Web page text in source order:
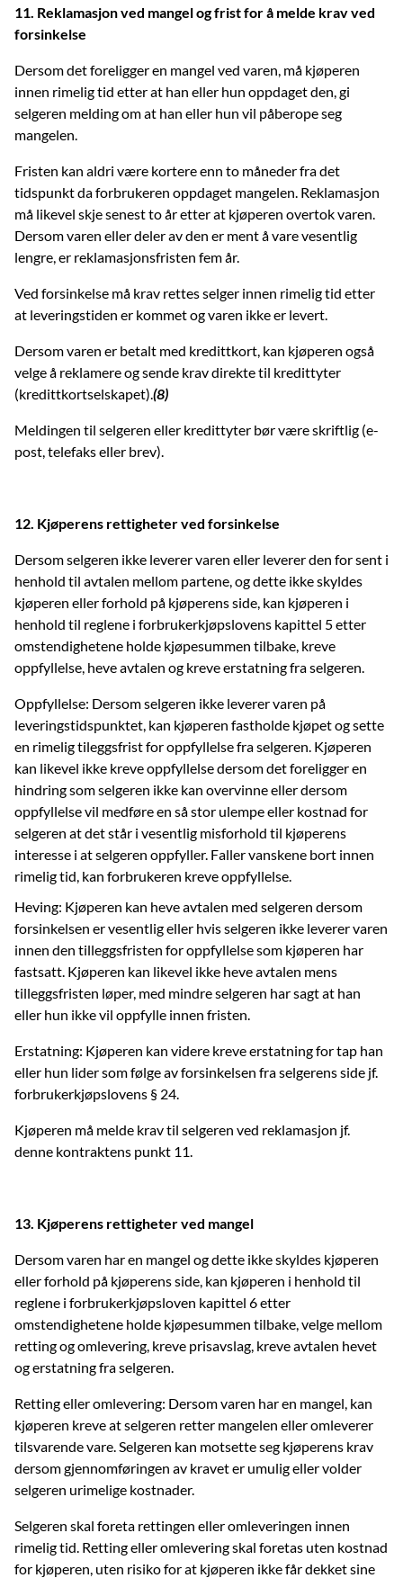
11. Reklamasjon ved mangel og frist for å melde krav ved
forsinkelse
Dersom det foreligger en mangel ved varen, må kjøperen
innen rimelig tid etter at han eller hun oppdaget den, gi
selgeren melding om at han eller hun vil påberope seg
mangelen.
Fristen kan aldri være kortere enn to måneder fra det
tidspunkt da forbrukeren oppdaget mangelen. Reklamasjon
må likevel skje senest to år etter at kjøperen overtok varen.
Dersom varen eller deler av den er ment å vare vesentlig
lengre, er reklamasjonsfristen fem år.
Ved forsinkelse må krav rettes selger innen rimelig tid etter
at leveringstiden er kommet og varen ikke er levert.
Dersom varen er betalt med kredittkort, kan kjøperen også
velge å reklamere og sende krav direkte til kredittyter
(kredittkortselskapet).(8)
Meldingen til selgeren eller kredittyter bør være skriftlig (e-
post, telefaks eller brev).
12. Kjøperens rettigheter ved forsinkelse
Dersom selgeren ikke leverer varen eller leverer den for sent i
henhold til avtalen mellom partene, og dette ikke skyldes
kjøperen eller forhold på kjøperens side, kan kjøperen i
henhold til reglene i forbrukerkjøpslovens kapittel 5 etter
omstendighetene holde kjøpesummen tilbake, kreve
oppfyllelse, heve avtalen og kreve erstatning fra selgeren.
Oppfyllelse: Dersom selgeren ikke leverer varen på
leveringstidspunktet, kan kjøperen fastholde kjøpet og sette
en rimelig tileggsfrist for oppfyllelse fra selgeren. Kjøperen
kan likevel ikke kreve oppfyllelse dersom det foreligger en
hindring som selgeren ikke kan overvinne eller dersom
oppfyllelse vil medføre en så stor ulempe eller kostnad for
selgeren at det står i vesentlig misforhold til kjøperens
interesse i at selgeren oppfyller. Faller vanskene bort innen
rimelig tid, kan forbrukeren kreve oppfyllelse.
Heving: Kjøperen kan heve avtalen med selgeren dersom
forsinkelsen er vesentlig eller hvis selgeren ikke leverer varen
innen den tilleggsfristen for oppfyllelse som kjøperen har
fastsatt. Kjøperen kan likevel ikke heve avtalen mens
tilleggsfristen løper, med mindre selgeren har sagt at han
eller hun ikke vil oppfylle innen fristen.
Erstatning: Kjøperen kan videre kreve erstatning for tap han
eller hun lider som følge av forsinkelsen fra selgerens side jf.
forbrukerkjøpslovens § 24.
Kjøperen må melde krav til selgeren ved reklamasjon jf.
denne kontraktens punkt 11.
13. Kjøperens rettigheter ved mangel
Dersom varen har en mangel og dette ikke skyldes kjøperen
eller forhold på kjøperens side, kan kjøperen i henhold til
reglene i forbrukerkjøpsloven kapittel 6 etter
omstendighetene holde kjøpesummen tilbake, velge mellom
retting og omlevering, kreve prisavslag, kreve avtalen hevet
og erstatning fra selgeren.
Retting eller omlevering: Dersom varen har en mangel, kan
kjøperen kreve at selgeren retter mangelen eller omleverer
tilsvarende vare. Selgeren kan motsette seg kjøperens krav
dersom gjennomføringen av kravet er umulig eller volder
selgeren urimelige kostnader.
Selgeren skal foreta rettingen eller omleveringen innen
rimelig tid. Retting eller omlevering skal foretas uten kostnad
for kjøperen, uten risiko for at kjøperen ikke får dekket sine